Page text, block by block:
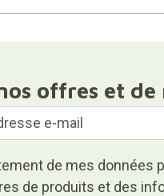
offres et de
de mes données
de produits et des